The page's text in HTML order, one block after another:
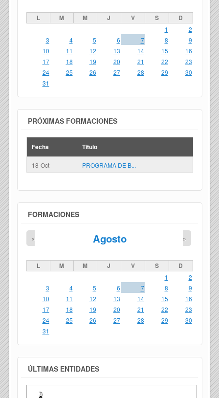
L M M J V S D
1
2
3
4 5 6 7 8
9
10
11 12 13 14 15
16
17
18 19 20 21 22
23
24
25 26 27 28 29
30
31
PRÓXIMAS FORMACIONES
Fecha Titulo
18-Oct PROGRAMA DE B...
FORMACIONES
Agosto
« »
L M M J V S D
1
2
3
4 5 6 7 8
9
10
11 12 13 14 15
16
17
18 19 20 21 22
23
24
25 26 27 28 29
30
31
ÚLTIMAS ENTIDADES